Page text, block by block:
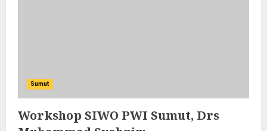
Sumut
Workshop SIWO PWI Sumut, Drs